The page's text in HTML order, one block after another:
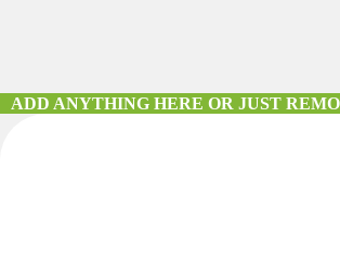
ADD ANYTHING HERE OR JUST